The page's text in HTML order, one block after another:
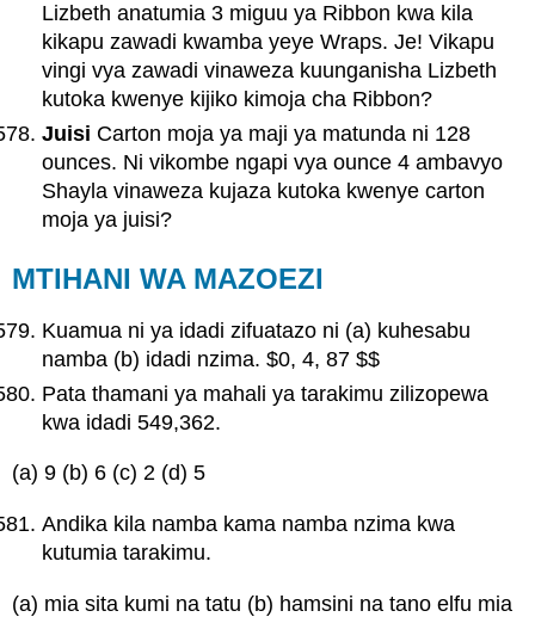
Lizbeth anatumia 3 miguu ya Ribbon kwa kila
kikapu zawadi kwamba yeye Wraps. Je! Vikapu
vingi vya zawadi vinaweza kuunganisha Lizbeth
kutoka kwenye kijiko kimoja cha Ribbon?
Juisi Carton moja ya maji ya matunda ni 128
ounces. Ni vikombe ngapi vya ounce 4 ambavyo
Shayla vinaweza kujaza kutoka kwenye carton
moja ya juisi?
MTIHANI WA MAZOEZI
Kuamua ni ya idadi zifuatazo ni (a) kuhesabu
namba (b) idadi nzima. $0, 4, 87 $$
Pata thamani ya mahali ya tarakimu zilizopewa
kwa idadi 549,362.
(a) 9 (b) 6 (c) 2 (d) 5
Andika kila namba kama namba nzima kwa
kutumia tarakimu.
(a) mia sita kumi na tatu (b) hamsini na tano elfu mia